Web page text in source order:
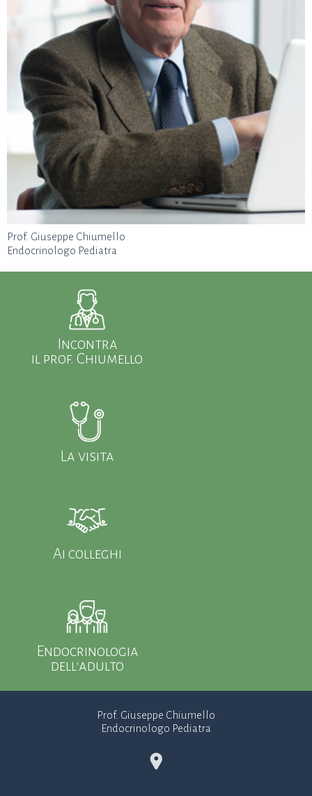
Prof. Giuseppe Chiumello
Endocrinologo Pediatra
Incontra
il prof. Chiumello
La visita
Ai colleghi
Endocrinologia
dell'adulto
Prof. Giuseppe Chiumello
Endocrinologo Pediatra